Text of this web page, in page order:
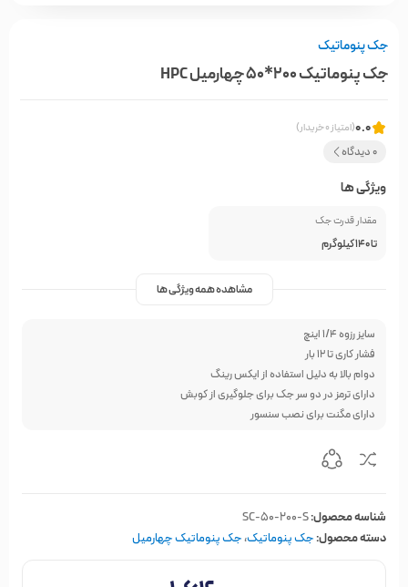
جک پنوماتیک
جک پنوماتیک 200*50 چهارمیل HPC
0.0(امتیاز 0 خریدار)
0 دیدگاه
ویژگی ها
مقدار قدرت جک
تا 140 کیلوگرم
مشاهده همه ویژگی ها
سایز رزوه 1/4 اینچ
فشار کاری تا 12 بار
دوام بالا به دلیل استفاده از ایکس رینگ
دارای ترمز در دو سر جک برای جلوگیری از کوبش
دارای مگنت برای نصب سنسور
شناسه محصول:SC-50-200-S
دسته محصول:جک پنوماتیک،جک پنوماتیک چهارمیل